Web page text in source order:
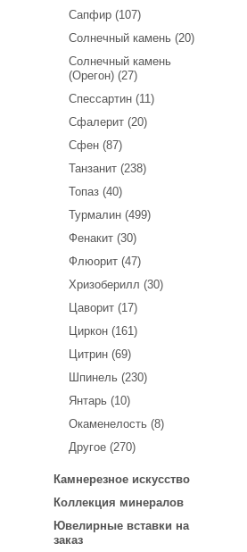
Сапфир (107)
Солнечный камень (20)
Солнечный камень
(Орегон) (27)
Спессартин (11)
Сфалерит (20)
Сфен (87)
Танзанит (238)
Топаз (40)
Турмалин (499)
Фенакит (30)
Флюорит (47)
Хризоберилл (30)
Цаворит (17)
Циркон (161)
Цитрин (69)
Шпинель (230)
Янтарь (10)
Окаменелость (8)
Другое (270)
Камнерезное искусство
Коллекция минералов
Ювелирные вставки на
заказ